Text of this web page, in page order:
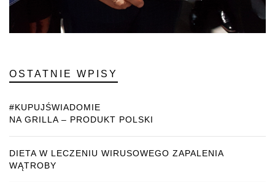
OSTATNIE WPISY
#KUPUJŚWIADOMIE
NA GRILLA – PRODUKT POLSKI
DIETA W LECZENIU WIRUSOWEGO ZAPALENIA
WĄTROBY